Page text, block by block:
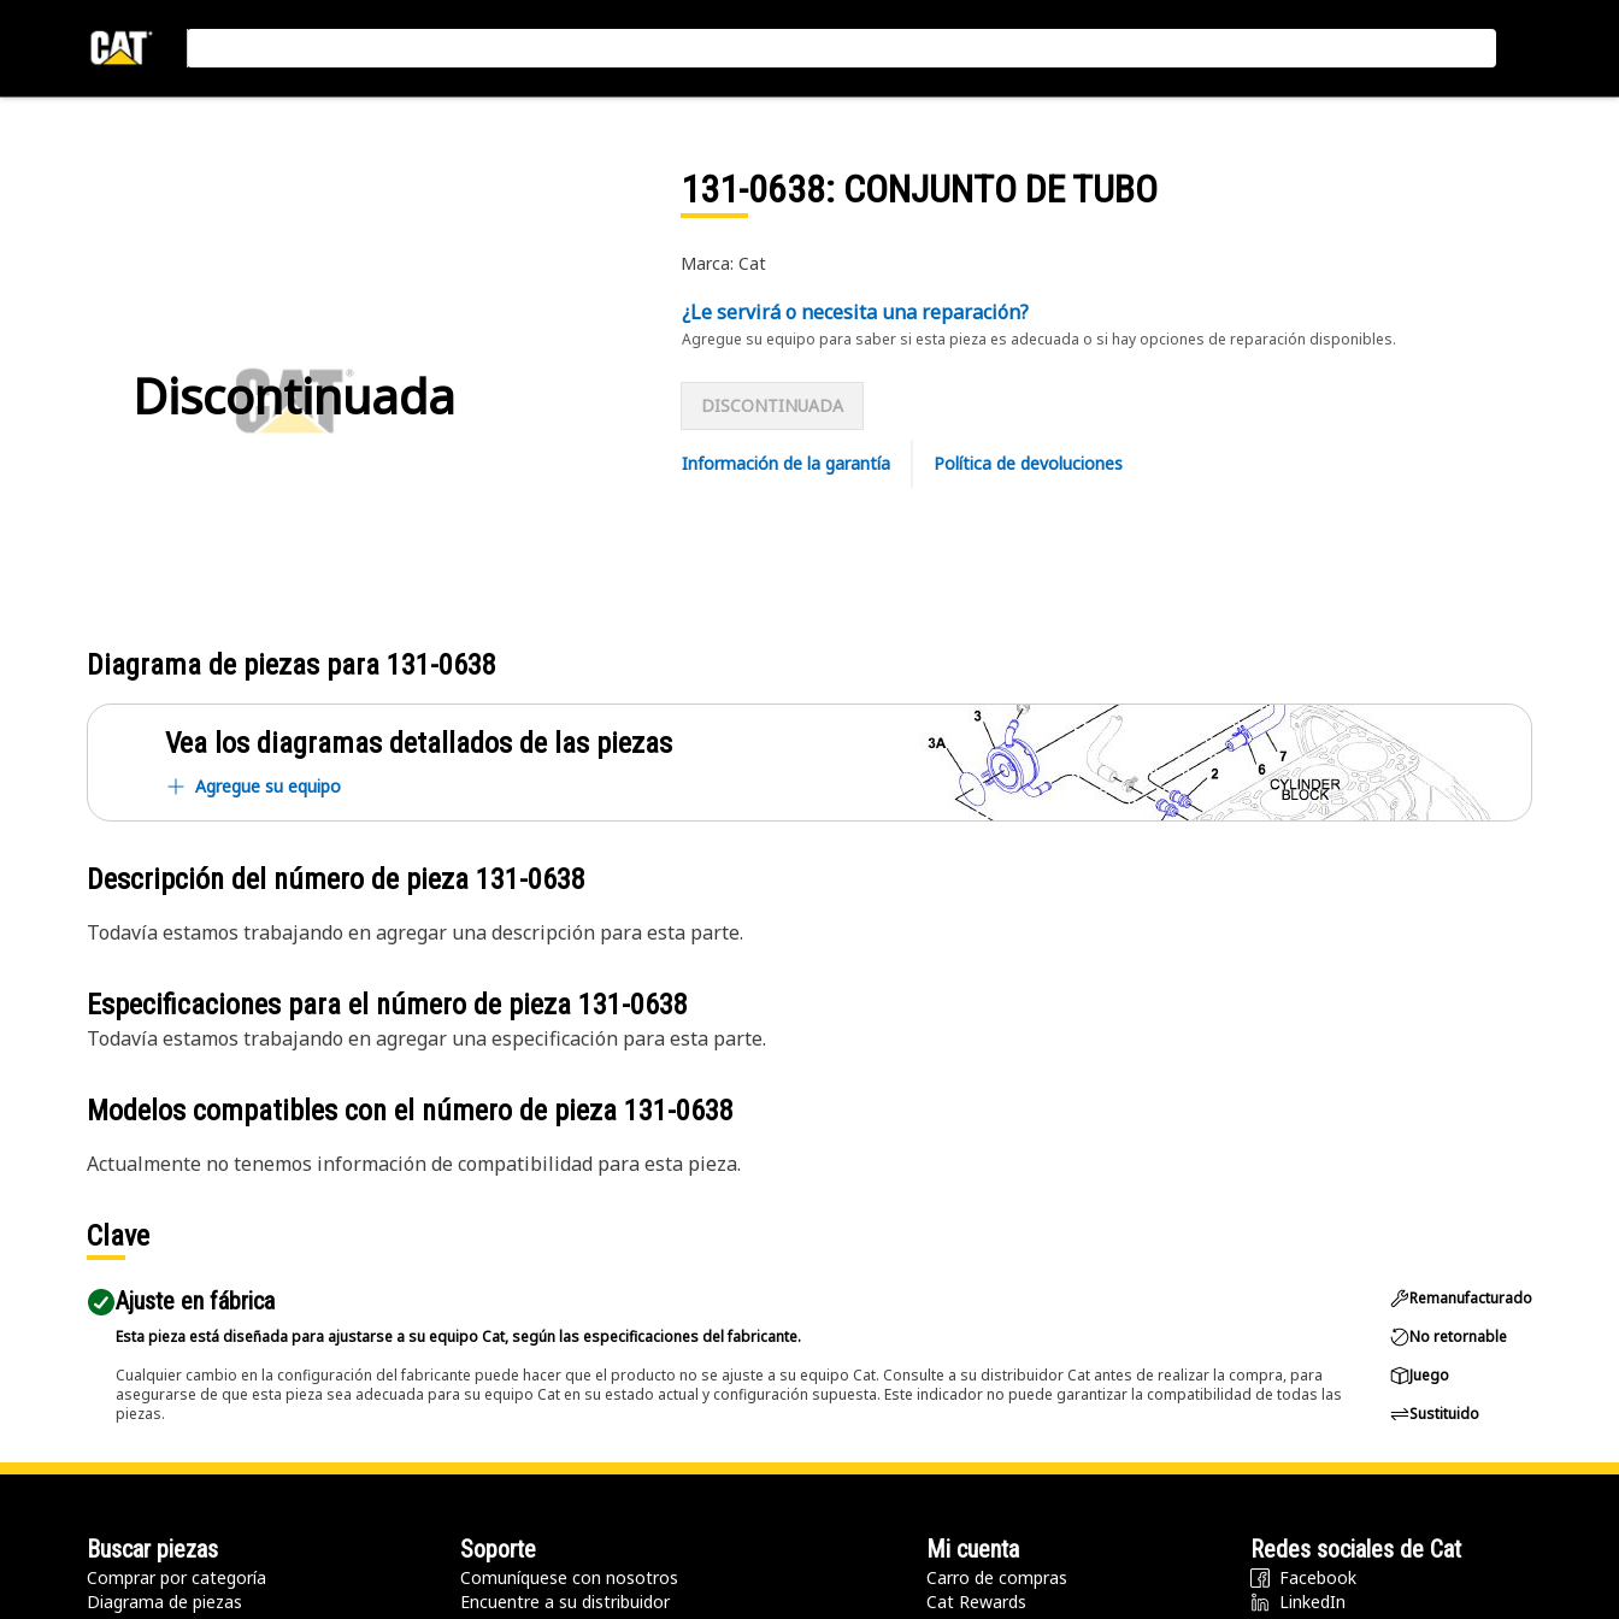
Discontinuada
131-0638: CONJUNTO DE TUBO
Marca: Cat
¿Le servirá o necesita una reparación?
Agregue su equipo para saber si esta pieza es adecuada o si hay opciones de reparación disponibles.
DISCONTINUADA
Información de la garantía Política de devoluciones
Diagrama de piezas para 131-0638
Vea los diagramas detallados de las piezas
Agregue su equipo
Descripción del número de pieza 131-0638
Todavía estamos trabajando en agregar una descripción para esta parte.
Especificaciones para el número de pieza 131-0638
Todavía estamos trabajando en agregar una especificación para esta parte.
Modelos compatibles con el número de pieza 131-0638
Actualmente no tenemos información de compatibilidad para esta pieza.
Clave
Ajuste en fábrica
Esta pieza está diseñada para ajustarse a su equipo Cat, según las especificaciones del fabricante.
Cualquier cambio en la configuración del fabricante puede hacer que el producto no se ajuste a su equipo Cat. Consulte a su distribuidor Cat antes de realizar la compra, para
asegurarse de que esta pieza sea adecuada para su equipo Cat en su estado actual y configuración supuesta. Este indicador no puede garantizar la compatibilidad de todas las
piezas.
Remanufacturado
No retornable
Juego
Sustituido
Buscar piezas
Comprar por categoría
Diagrama de piezas
Soporte
Comuníquese con nosotros
Encuentre a su distribuidor
Mi cuenta
Carro de compras
Cat Rewards
Redes sociales de Cat
Facebook
LinkedIn